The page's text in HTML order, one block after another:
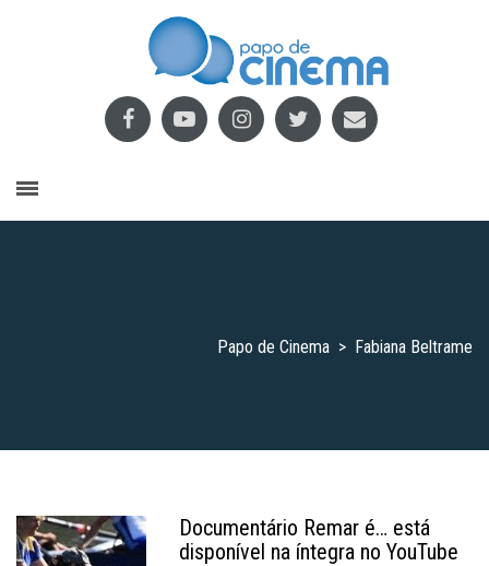
Papo de Cinema > Fabiana Beltrame
Documentário Remar é… está
disponível na íntegra no YouTube